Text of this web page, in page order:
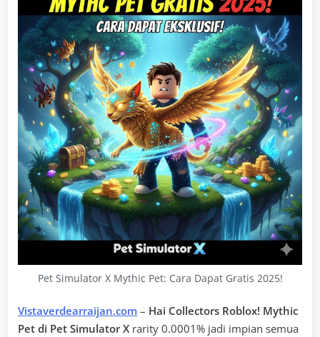
Pet Simulator X Mythic Pet: Cara Dapat Gratis 2025!
Vistaverdearraijan.com – Hai Collectors Roblox! Mythic
Pet di Pet Simulator X rarity 0.0001% jadi impian semua